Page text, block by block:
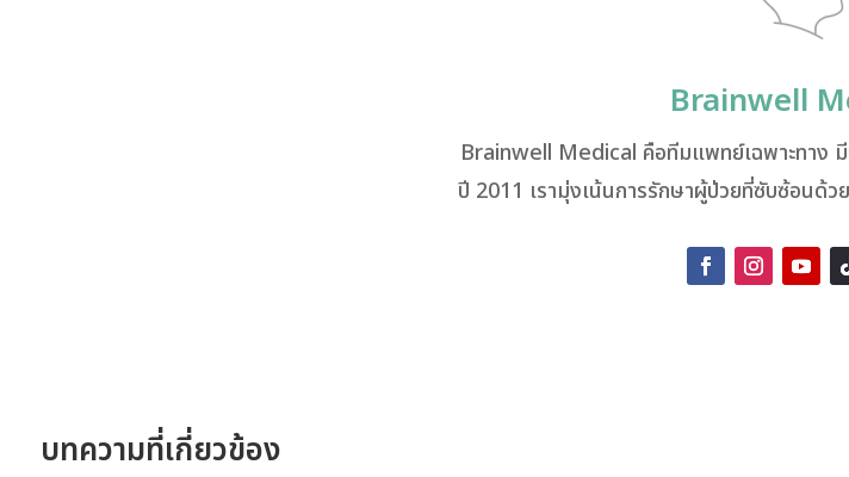
Brainwell
Brainwell Medical คือทีมแพทย์เฉพาะทาง
ปี 2011 เรามุ่งเน้นการรักษาผู้ป่วยที่ซับซ้อนด้
บทความที่เกี่ยวข้อง